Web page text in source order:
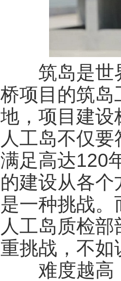
筑岛是世界
桥项目的筑岛
地，项目建设
人工岛不仅
满足高达120
的建设从各
是一种挑战
人工岛质检
重挑战，不如
难度越高，